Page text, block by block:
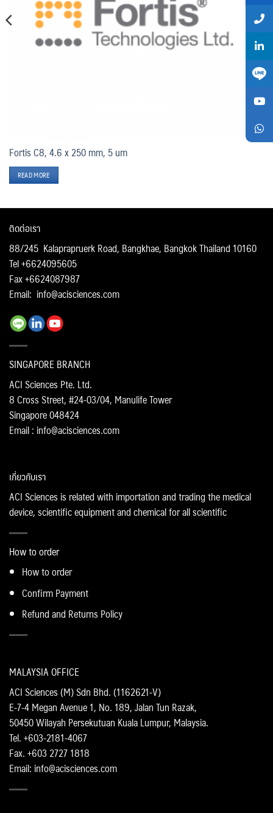
Fortis C8, 4.6 x 250 mm, 5 um
READ MORE
ติดต่อเรา
88/245 Kalaprapruerk Road, Bangkhae, Bangkok Thailand 10160
Tel +6624095605
Fax +6624087987
Email: info@acisciences.com
SINGAPORE BRANCH
ACI Sciences Pte. Ltd.
8 Cross Street, #24-03/04, Manulife Tower
Singapore 048424
Email : info@acisciences.com
MALAYSIA OFFICE
ACI Sciences (M) Sdn Bhd. (1162621-V)
E-7-4 Megan Avenue 1, No. 189, Jalan Tun Razak,
50450 Wilayah Persekutuan Kuala Lumpur, Malaysia.
Tel. +603-2181-4067
Fax. +603 2727 1818
Email: info@acisciences.com
เกี่ยวกับเรา
ACI Sciences is related with importation and trading the medical
device, scientific equipment and chemical for all scientific
How to order
How to order
Confirm Payment
Refund and Returns Policy